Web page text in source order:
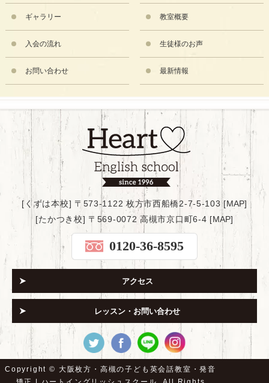
ギャラリー 教室概要
入会の流れ 生徒様のお声
お問い合わせ 最新情報
[くずは本校] 〒573-1122 枚方市西船橋2-7-5-103 [MAP]
[たかつき校] 〒569-0072 高槻市京口町6-4 [MAP]
0120-36-8595
アクセス
レッスン・お問い合わせ
Copyright © 大阪枚方・高槻の子ども英会話教室・発音